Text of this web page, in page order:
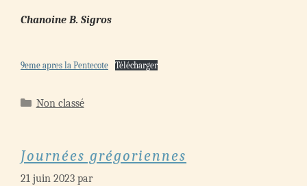
Chanoine B. Sigros
9eme apres la Pentecote Télécharger
Catégories
Non classé
Journées grégoriennes
21 juin 2023 par